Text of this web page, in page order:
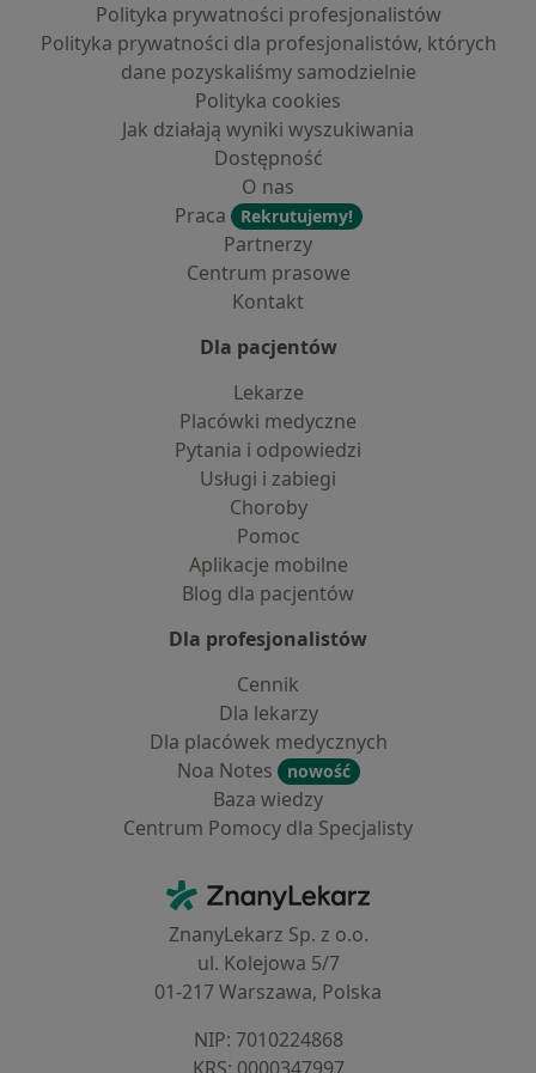
Polityka prywatności profesjonalistów
Polityka prywatności dla profesjonalistów, których
dane pozyskaliśmy samodzielnie
Polityka cookies
Jak działają wyniki wyszukiwania
Dostępność
O nas
Praca
Rekrutujemy!
Partnerzy
Centrum prasowe
Kontakt
Dla pacjentów
Lekarze
Placówki medyczne
Pytania i odpowiedzi
Usługi i zabiegi
Choroby
Pomoc
Aplikacje mobilne
Blog dla pacjentów
Dla profesjonalistów
Cennik
Dla lekarzy
Dla placówek medycznych
Noa Notes
nowość
Baza wiedzy
Centrum Pomocy dla Specjalisty
ZnanyLekarz - Strona główna
ZnanyLekarz Sp. z o.o.
ul. Kolejowa 5/7
01-217 Warszawa, Polska
NIP: ⁠7010224868